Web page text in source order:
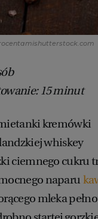
shutterstock.com
15 minut
kremówki
whiskey
ciemnego cukru
naparu
mleka